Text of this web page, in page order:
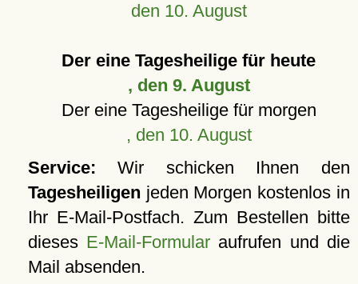
den 10. August
Der eine Tagesheilige für heute
, den 9. August
Der eine Tagesheilige für morgen
, den 10. August
Service: Wir schicken Ihnen den
Tagesheiligen jeden Morgen kostenlos in
Ihr E-Mail-Postfach. Zum Bestellen bitte
dieses E-Mail-Formular aufrufen und die
Mail absenden.